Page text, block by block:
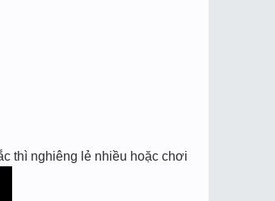
thì nghiêng lẻ nhiều hoặc chơi